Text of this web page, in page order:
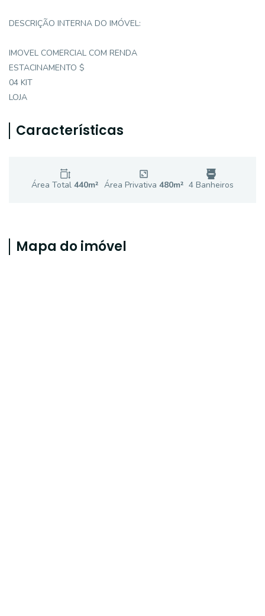
DESCRIÇÃO INTERNA DO IMÓVEL:
IMOVEL COMERCIAL COM RENDA
ESTACINAMENTO $
04 KIT
LOJA
Características
Área Total440m² Área Privativa 480m² 4Banheiros
Mapa do imóvel